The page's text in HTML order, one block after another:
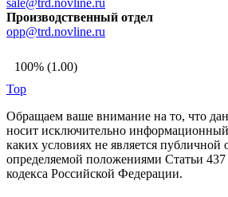
Производственный отдел
opp@trd.novline.ru
100% (1.00)
Top
Обращаем ваше внимание на то, что
носит исключительно
каких условиях не является публичной
определяемой положениями Статьи 437
кодекса Российской Федерации.